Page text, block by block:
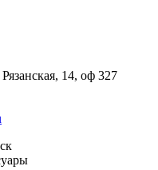
14, оф 327